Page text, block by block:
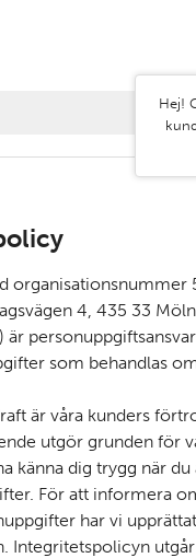
Hej!
kund hos
4, 435 33
är
som behandlas
är våra kunders
utgör grunden för
känna dig trygg när
För att informera
har vi
Integritetspolicyn